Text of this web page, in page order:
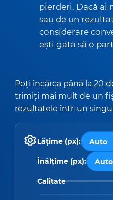
pierderi. Dacă ai
sau de un
considerare
ești gata să o
Poți încărca până la 20
trimiți mai mult de un
rezultatele într-un
Lățime (px):
Înălțime (px):
Calitate